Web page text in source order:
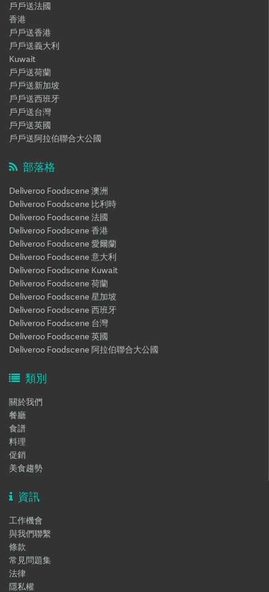
戶戶送法國
香港
戶戶送香港
戶戶送義大利
Kuwait
戶戶送荷蘭
戶戶送新加坡
戶戶送西班牙
戶戶送台灣
戶戶送英國
戶戶送阿拉伯聯合大公國
部落格
Deliveroo Foodscene 澳洲
Deliveroo Foodscene 比利時
Deliveroo Foodscene 法國
Deliveroo Foodscene 香港
Deliveroo Foodscene 愛爾蘭
Deliveroo Foodscene 意大利
Deliveroo Foodscene Kuwait
Deliveroo Foodscene 荷蘭
Deliveroo Foodscene 星加坡
Deliveroo Foodscene 西班牙
Deliveroo Foodscene 台灣
Deliveroo Foodscene 英國
Deliveroo Foodscene 阿拉伯聯合大公國
類別
關於我們
餐廳
食譜
料理
促銷
美食趨勢
資訊
工作機會
與我們聯繫
條款
常見問題集
法律
隱私權